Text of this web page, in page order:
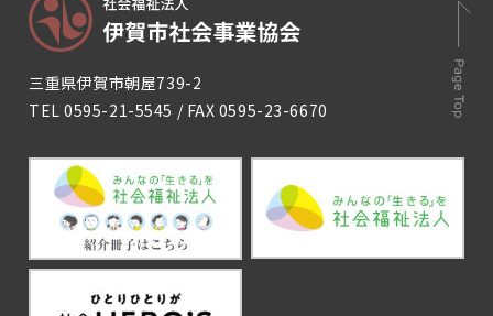
三重県伊賀市朝屋739-2
TEL0595-21-5545 / FAX 0595-23-6670